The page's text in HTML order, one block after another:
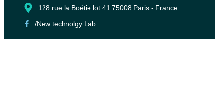
128 rue la Boétie lot 41 75008 Paris - France
/New technolgy Lab